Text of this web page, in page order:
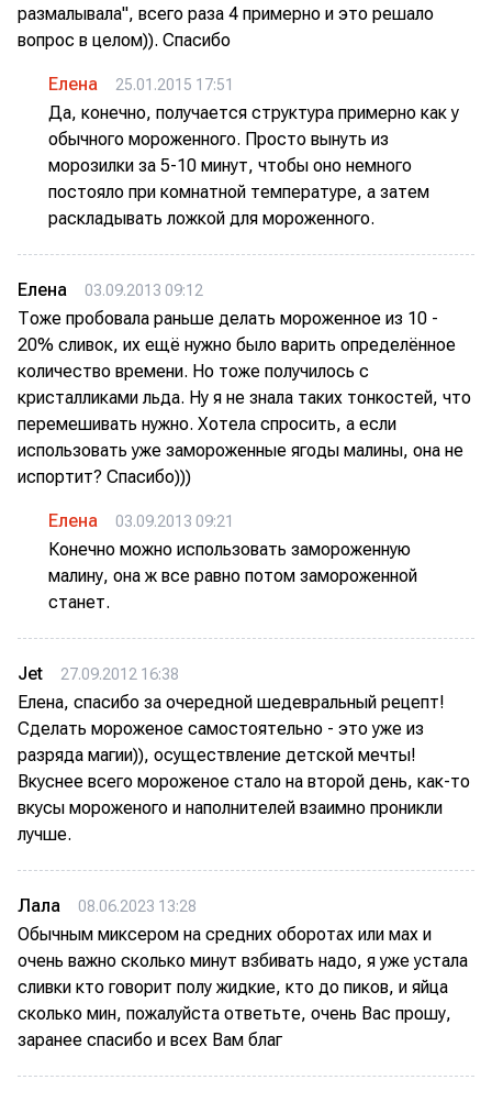
размалывала", всего раза 4 примерно и это решало
вопрос в целом)). Спасибо
Елена 25.01.2015 17:51
Да, конечно, получается структура примерно как у
обычного мороженного. Просто вынуть из
морозилки за 5-10 минут, чтобы оно немного
постояло при комнатной температуре, а затем
раскладывать ложкой для мороженного.
Елена 03.09.2013 09:12
Тоже пробовала раньше делать мороженное из 10 -
20% сливок, их ещё нужно было варить определённое
количество времени. Но тоже получилось с
кристалликами льда. Ну я не знала таких тонкостей, что
перемешивать нужно. Хотела спросить, а если
использовать уже замороженные ягоды малины, она не
испортит? Спасибо)))
Елена 03.09.2013 09:21
Конечно можно использовать замороженную
малину, она ж все равно потом замороженной
станет.
Jet 27.09.2012 16:38
Елена, спасибо за очередной шедевральный рецепт!
Сделать мороженое самостоятельно - это уже из
разряда магии)), осуществление детской мечты!
Вкуснее всего мороженое стало на второй день, как-то
вкусы мороженого и наполнителей взаимно проникли
лучше.
Лала 08.06.2023 13:28
Обычным миксером на средних оборотах или мах и
очень важно сколько минут взбивать надо, я уже устала
сливки кто говорит полу жидкие, кто до пиков, и яйца
сколько мин, пожалуйста ответьте, очень Вас прошу,
заранее спасибо и всех Вам благ